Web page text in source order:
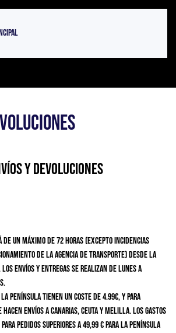
y Devoluciones
un máximo de 72 horas (excepto incidencias
de la agencia de transporte) desde la
envíos y entregas se realizan de lunes a
península tienen un coste de 4.99€, y para
hacen envíos a Canarias, Ceuta y Melilla. Los gastos
pedidos superiores a 49,99 € para la península